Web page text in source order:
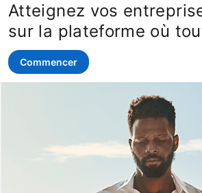
Atteignez vos
sur la plateforme où
Commencer